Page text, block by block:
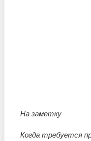
На заметку
Когда требуется